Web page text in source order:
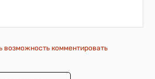
возможность комментировать